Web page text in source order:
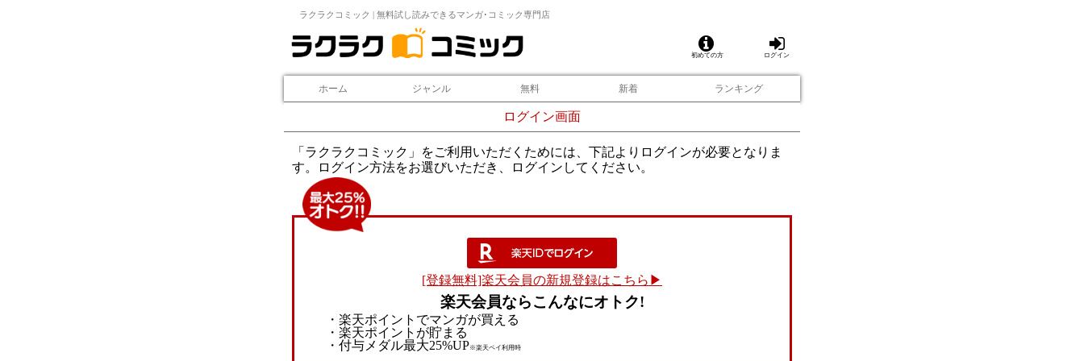
ラクラクコミック | 無料試し読みできるマンガ･コミック専門店
初めての方 ログイン
ホーム ジャンル 無料 新着 ランキング
ログイン画面
「ラクラクコミック」をご利用いただくためには、下記よりログインが必要となりま
す。ログイン方法をお選びいただき、ログインしてください。
[登録無料]楽天会員の新規登録はこちら▶
楽天会員ならこんなにオトク!
・楽天ポイントでマンガが買える
・楽天ポイントが貯まる
・付与メダル最大25%UP※楽天ペイ利用時